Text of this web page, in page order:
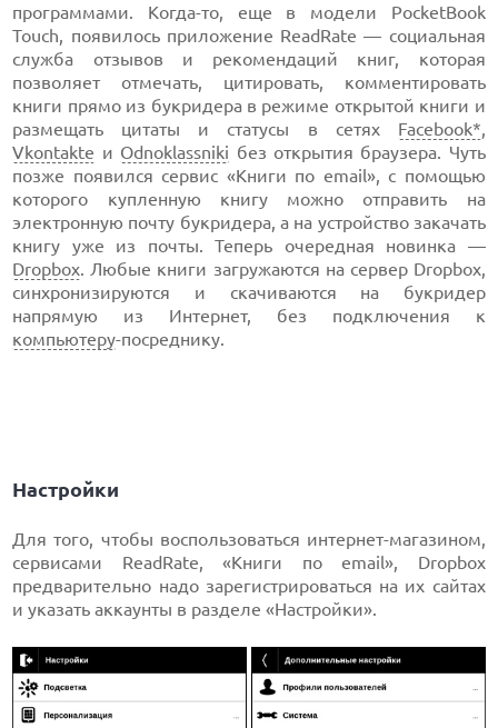
программами. Когда-то, еще в модели PocketBook
Touch, появилось приложение ReadRate — социальная
служба отзывов и рекомендаций книг, которая
позволяет отмечать, цитировать, комментировать
книги прямо из букридера в режиме открытой книги и
размещать цитаты и статусы в сетях Facebook*
Vkontakte и Odnoklassniki без открытия браузера. Чуть
позже появился сервис «Книги по email», с помощью
которого купленную книгу можно отправить на
электронную почту букридера, а на устройство закачать
книгу уже из почты. Теперь очередная новинка —
Dropbox . Любые книги загружаются на сервер Dropbox,
синхронизируются и скачиваются на букридер
напрямую из Интернет, без подключения к
компьютеру-посреднику.
Настройки
Для того, чтобы воспользоваться интернет-магазином,
сервисами ReadRate, «Книги по email», Dropbox
предварительно надо зарегистрироваться на их сайтах
и указать аккаунты в разделе «Настройки».